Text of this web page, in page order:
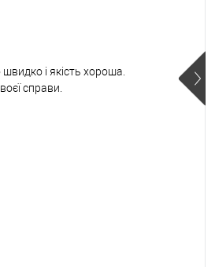
і якість хороша.
справи.